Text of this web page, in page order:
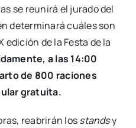
se reu­ni­rá el jura­do del
deter­mi­na­rá cuá­les son
edi­ción de la Fes­ta de la
a las 14:00
de 800 racio­nes
gra­tui­ta.
reabri­rán losstandsy